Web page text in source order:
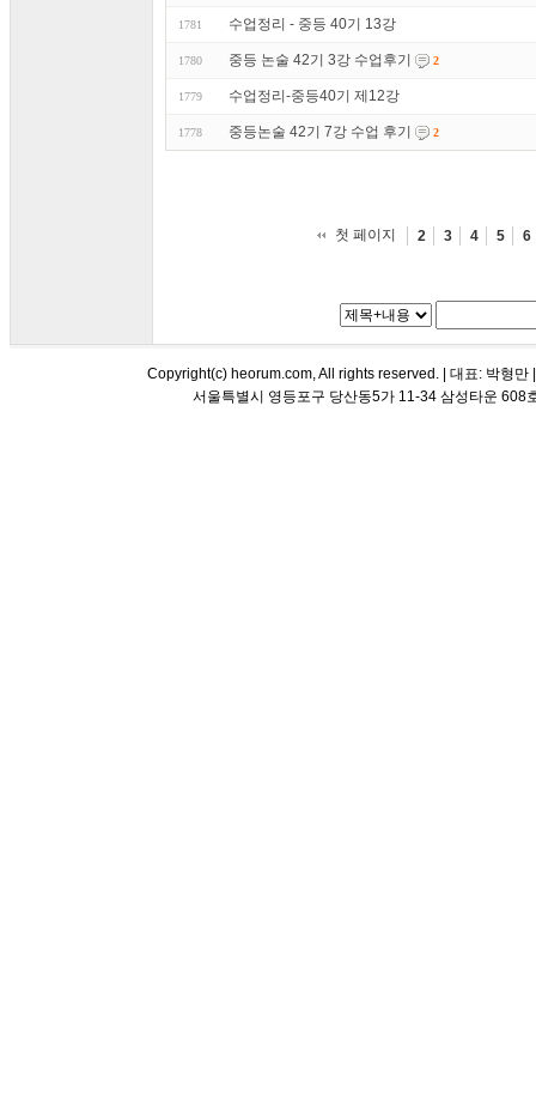
1781 수업정리 - 중등 40기 13강
1780 중등 논술 42기 3강 수업후기 2
1779 수업정리-중등40기 제12강
1778 중등논술 42기 7강 수업 후기 2
첫 페이지 2 3 4 5 6
Copyright(c) heorum.com, All rights reserved. | 대표: 박형
서울특별시 영등포구 당산동5가 11-34 삼성타운